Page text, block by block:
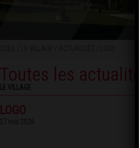
Toutes les actualités
LE VILLAGE
LOGO